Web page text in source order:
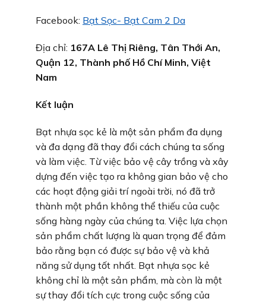
Facebook: Bạt Sọc- Bạt Cam 2 Da
Địa chỉ: 167A Lê Thị Riêng, Tân Thới An,
Quận 12, Thành phố Hồ Chí Minh, Việt
Nam
Kết luận
Bạt nhựa sọc kẻ là một sản phẩm đa dụng
và đa dạng đã thay đổi cách chúng ta sống
và làm việc. Từ việc bảo vệ cây trồng và xây
dựng đến việc tạo ra không gian bảo vệ cho
các hoạt động giải trí ngoài trời, nó đã trở
thành một phần không thể thiếu của cuộc
sống hàng ngày của chúng ta. Việc lựa chọn
sản phẩm chất lượng là quan trọng để đảm
bảo rằng bạn có được sự bảo vệ và khả
năng sử dụng tốt nhất. Bạt nhựa sọc kẻ
không chỉ là một sản phẩm, mà còn là một
sự thay đổi tích cực trong cuộc sống của